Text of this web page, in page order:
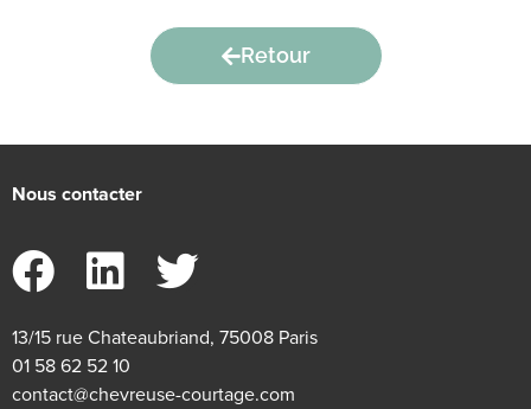
Retour
Nous contacter
13/15 rue Chateaubriand, 75008 Paris
01 58 62 52 10
contact@chevreuse-courtage.com